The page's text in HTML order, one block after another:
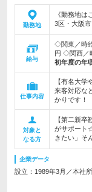
勤務地
《勤務地
3区・大阪
給与
◇関東／時
円 ◇関西／
初年度の年
仕事内容
【有名大
来客対応な
かりです！
対象と
なる方
【第二新
がサポート
きたい」そ
企業データ
設立：1989年3月／本社